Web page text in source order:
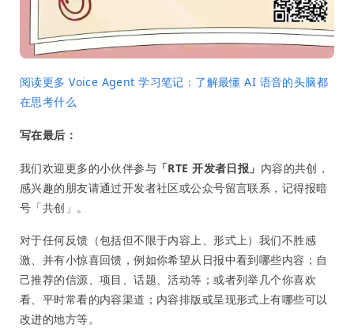
阅读更多 Voice Agent 学习笔记：了解最懂 AI 语音的头脑都
在思考什么
写在最后：
我们欢迎更多的小伙伴参与 「RTE 开发者日报」 内容的共创，
感兴趣的朋友请通过开发者社区或公众号留言联系，记得报暗
号「共创」。
对于任何反馈（包括但不限于内容上、形式上）我们不胜感
激、并有小惊喜回馈，例如你希望从日报中看到哪些内容；自
己推荐的信源、项目、话题、活动等；或者列举几个你喜欢
看、平时常看的内容渠道；内容排版或呈现形式上有哪些可以
改进的地方等。